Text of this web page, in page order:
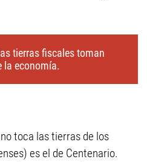
tierras fiscales toman
la economía.
toca las tierras de los
es el de Centenario.